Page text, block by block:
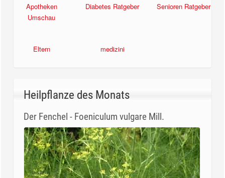
Apotheken
Umschau
Diabetes Ratgeber Senioren Ratgeber
Eltern medizini
Heilpflanze des Monats
Der Fenchel - Foeniculum vulgare Mill.